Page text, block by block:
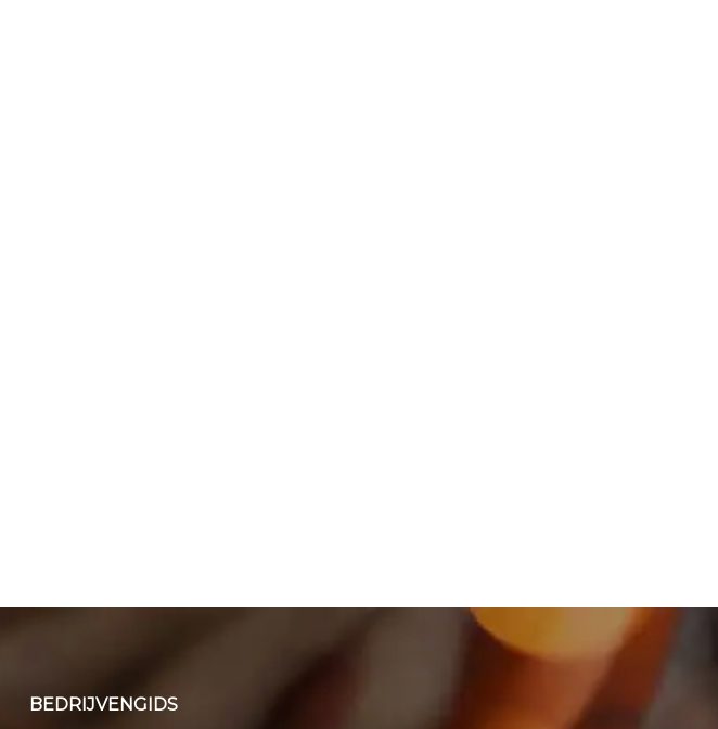
BEDRIJVENGIDS